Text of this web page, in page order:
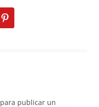
para publicar un